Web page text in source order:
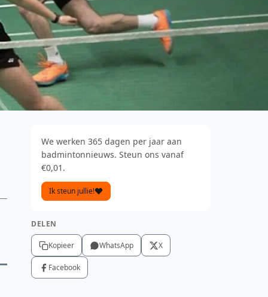
We werken 365 dagen per jaar aan
badmintonnieuws. Steun ons vanaf
€0,01.
Ik steun jullie!
DELEN
Kopieer WhatsApp X
Facebook